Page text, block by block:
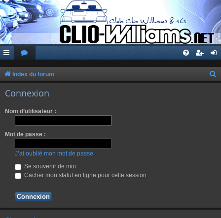
Index du forum
Connexion
Nom d’utilisateur :
Mot de passe :
J’ai oublié mon mot de passe
Se souvenir de moi
Cacher mon statut en ligne pour cette session